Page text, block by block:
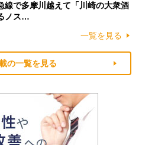
線で多摩川越えて「川崎の大衆酒
ノス…
一覧を見る
の一覧を見る